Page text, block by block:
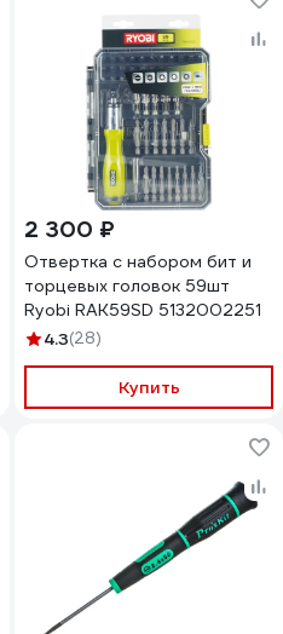
2 300 ₽
Отвертка с набором бит и
торцевых головок 59шт
Ryobi RAK59SD 5132002251
4.3(28)
Купить